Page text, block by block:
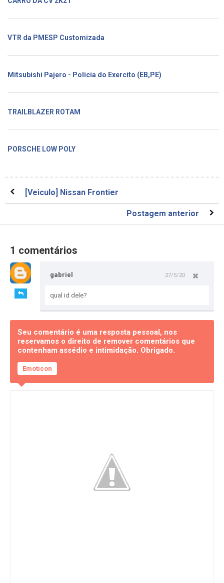
VTR da PMESP Customizada
Mitsubishi Pajero - Policia do Exercito (EB,PE)
TRAILBLAZER ROTAM
PORSCHE LOW POLY
[Veiculo] Nissan Frontier
Postagem anterior
1 comentários
gabriel 27/5/20
qual id dele?
Seu comentário é uma resposta pessoal, nos
reservamos o direito de remover comentários que
contenham assédio e intimidação. Obrigado.
Emoticon